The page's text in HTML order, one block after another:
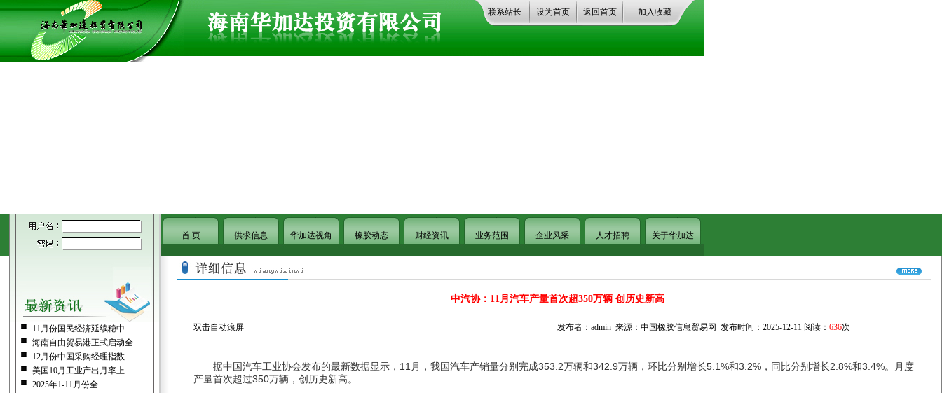
联系站长 设为首页 返回首页 加入收藏
首 页 供求信息 华加达视角 橡胶动态 财经资讯 业务范围 企业风采 人才招聘 关于华加达
11月份国民经济延续稳中
海南自由贸易港正式启动全
12月份中国采购经理指数
美国10月工业产出月率上
2025年1-11月份全
中汽协：11月汽车产量首次超350万辆 创历史新高
双击自动滚屏 发布者：admin 来源：中国橡胶信息贸易网 发布时间：2025-12-11 阅读： 636次
据中国汽车工业协会发布的最新数据显示，11月，我国汽车产销量分别完成353.2万辆和342.9万辆，环比分别增长5.1%和3.2%，同比分别增长2.8%和3.4%。月度
产量首次超过350万辆，创历史新高。